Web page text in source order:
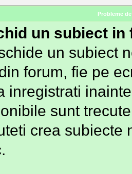
Probleme
un subiect in
un subiect
forum, fie pe
inregistrati
sunt
crea subiecte